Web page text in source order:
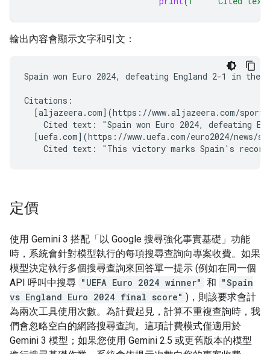
輸出內容會顯示文字和引文：
Spain won Euro 2024, defeating England 2-1 in
Citations:
[aljazeera.com](https://www.aljazeera.com/
Cited text: "Spain won Euro 2024, defeating
[uefa.com](https://www.uefa.com/euro2024/news/
定價
使用 Gemini 3 搭配「以 Google 搜尋強化事實基礎」功能
時，系統會針對模型執行的每項搜尋查詢向專案收費。如果
模型決定執行多個搜尋查詢來回答單一提示 (例如在同一個
API 呼叫中搜尋 "UEFA Euro 2024 winner" 和 "Spain
vs England Euro 2024 final score" )，則該要求會計
為兩次工具使用次數。為計費起見，計算不重複查詢時，我
們會忽略空白的網路搜尋查詢。這項計費模式僅適用於
Gemini 3 模型；如果您使用 Gemini 2.5 或更舊版本的模型